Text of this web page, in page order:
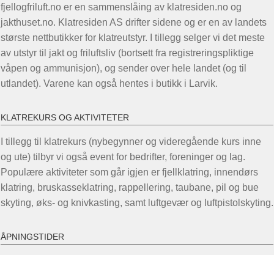
fjellogfriluft.no er en sammenslåing av klatresiden.no og
jakthuset.no. Klatresiden AS drifter sidene og er en av landets
største nettbutikker for klatreutstyr. I tillegg selger vi det meste
av utstyr til jakt og friluftsliv (bortsett fra registreringspliktige
våpen og ammunisjon), og sender over hele landet (og til
utlandet). Varene kan også hentes i butikk i Larvik.
KLATREKURS OG AKTIVITETER
I tillegg til klatrekurs (nybegynner og videregående kurs inne
og ute) tilbyr vi også event for bedrifter, foreninger og lag.
Populære aktiviteter som går igjen er fjellklatring, innendørs
klatring, bruskasseklatring, rappellering, taubane, pil og bue
skyting, øks- og knivkasting, samt luftgevær og luftpistolskyting.
ÅPNINGSTIDER